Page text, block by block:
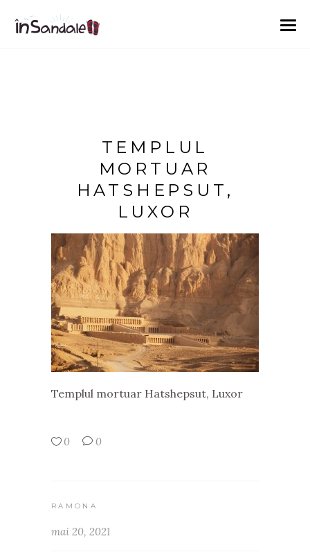
TEMPLUL
MORTUAR
HATSHEPSUT,
LUXOR
Templul mortuar Hatshepsut, Luxor
0 0
RAMONA
mai 20, 2021